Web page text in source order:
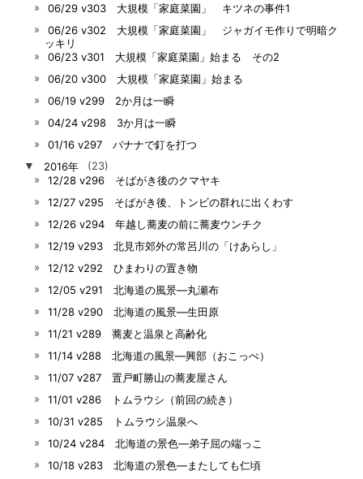
06/29 v303 大規模「家庭菜園」 キツネの事件1
06/26 v302 大規模「家庭菜園」 ジャガイモ作りで明暗ク
ッキリ
06/23 v301 大規模「家庭菜園」始まる その2
06/20 v300 大規模「家庭菜園」始まる
06/19 v299 2か月は一瞬
04/24 v298 3か月は一瞬
01/16 v297 バナナで釘を打つ
▼
2016年
(23)
12/28 v296 そばがき後のクマヤキ
12/27 v295 そばがき後、トンビの群れに出くわす
12/26 v294 年越し蕎麦の前に蕎麦ウンチク
12/19 v293 北見市郊外の常呂川の「けあらし」
12/12 v292 ひまわりの置き物
12/05 v291 北海道の風景―丸瀬布
11/28 v290 北海道の風景―生田原
11/21 v289 蕎麦と温泉と高齢化
11/14 v288 北海道の風景―興部（おこっぺ）
11/07 v287 置戸町勝山の蕎麦屋さん
11/01 v286 トムラウシ（前回の続き）
10/31 v285 トムラウシ温泉へ
10/24 v284 北海道の景色―弟子屈の端っこ
10/18 v283 北海道の景色―またしても仁頃